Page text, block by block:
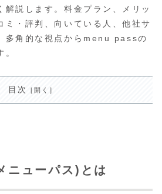
解説します。料金プラン、メリッ
ミ・評判、向いている人、他社サ
多角的な視点からmenu passの
目次
ューパス)とは